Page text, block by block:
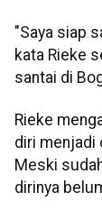
"Saya siap
kata Rieke
santai di
Rieke
diri menjadi
Meski
dirinya